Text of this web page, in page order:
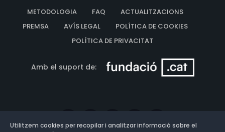
METODOLOGIA FAQ
ACTUALITZACIONS
PREMSA
AVÍS LEGAL
POLÍTICA DE COOKIES
POLÍTICA DE PRIVACITAT
Amb el suport de:
Utilitzem cookies per recopilar i analitzar informació sobre el